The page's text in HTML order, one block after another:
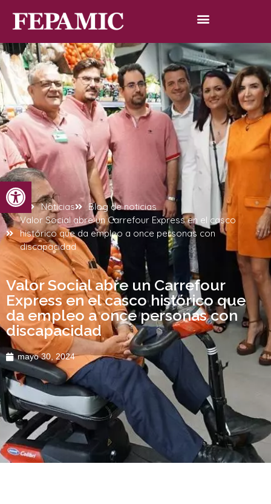
Abrir barra de herramientas
Inicio Noticias
Blog de noticias
Valor Social abre un Carrefour Express en el casco
histórico que da empleo a once personas con
discapacidad
Valor Social abre un Carrefour
Express en el casco histórico que
da empleo a once personas con
discapacidad
mayo 30, 2024